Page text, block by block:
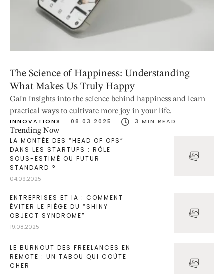
INNOVATIONS 08.03.2025 3 MIN READ
The Science of Happiness: Understanding
What Makes Us Truly Happy
Gain insights into the science behind happiness and learn
practical ways to cultivate more joy in your life.
Trending Now
LA MONTÉE DES “HEAD OF OPS”
DANS LES STARTUPS : RÔLE
SOUS-ESTIMÉ OU FUTUR
STANDARD ?
04.09.2025
ENTREPRISES ET IA : COMMENT
ÉVITER LE PIÈGE DU “SHINY
OBJECT SYNDROME”
19.08.2025
LE BURNOUT DES FREELANCES EN
REMOTE : UN TABOU QUI COÛTE
CHER